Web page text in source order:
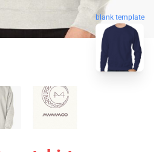
blank template